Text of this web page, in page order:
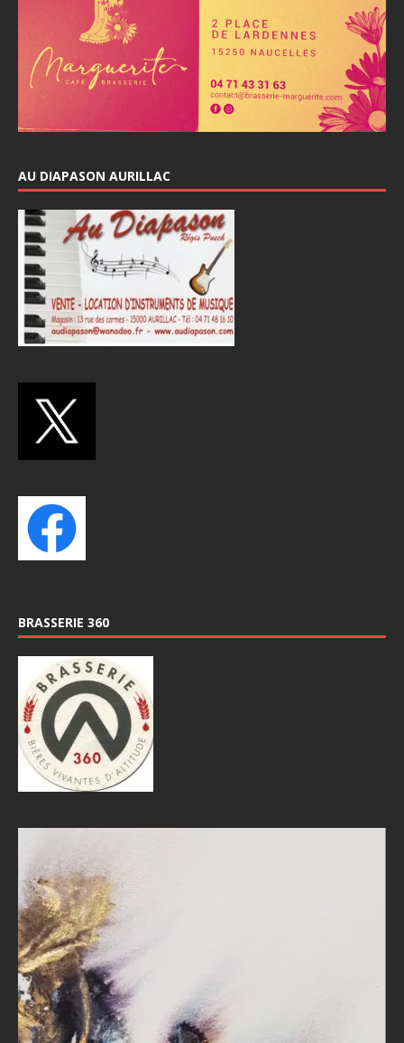
AU DIAPASON AURILLAC
BRASSERIE 360